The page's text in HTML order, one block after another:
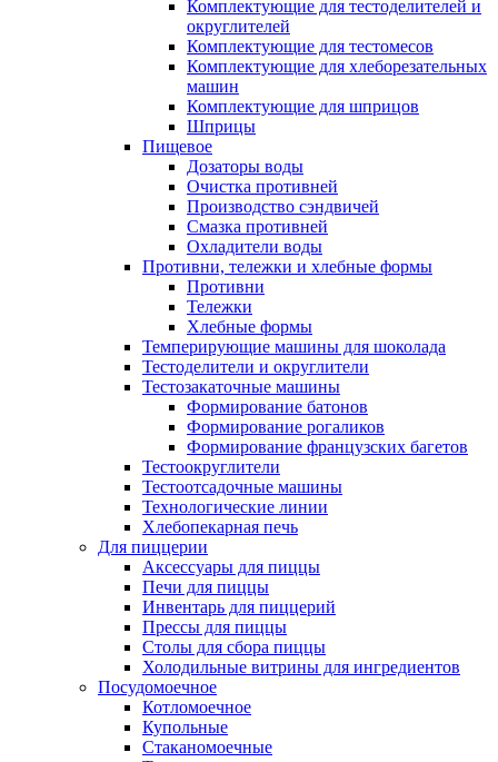
Комплектующие для тестоделителей и
округлителей
Комплектующие для тестомесов
Комплектующие для хлеборезательных
машин
Комплектующие для шприцов
Шприцы
Пищевое
Дозаторы воды
Очистка противней
Производство сэндвичей
Смазка противней
Охладители воды
Противни, тележки и хлебные формы
Противни
Тележки
Хлебные формы
Темперирующие машины для шоколада
Тестоделители и округлители
Тестозакаточные машины
Формирование батонов
Формирование рогаликов
Формирование французских багетов
Тестоокруглители
Тестоотсадочные машины
Технологические линии
Хлебопекарная печь
Для пиццерии
Аксессуары для пиццы
Печи для пиццы
Инвентарь для пиццерий
Прессы для пиццы
Столы для сбора пиццы
Холодильные витрины для ингредиентов
Посудомоечное
Котломоечное
Купольные
Стаканомоечные